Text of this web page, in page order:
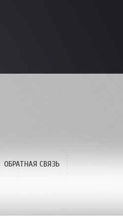
волос
ОБРАТНАЯ СВЯЗЬ